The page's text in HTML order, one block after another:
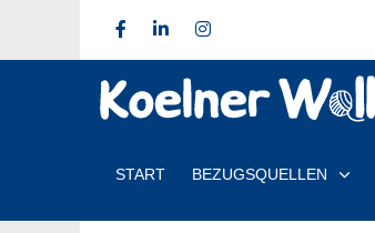
START BEZUGSQUELLEN